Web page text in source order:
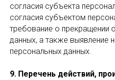
согласия субъекта
согласия субъектом
требование о прекращении
данных, а также выявление
персональных данных.
9. Перечень действий,